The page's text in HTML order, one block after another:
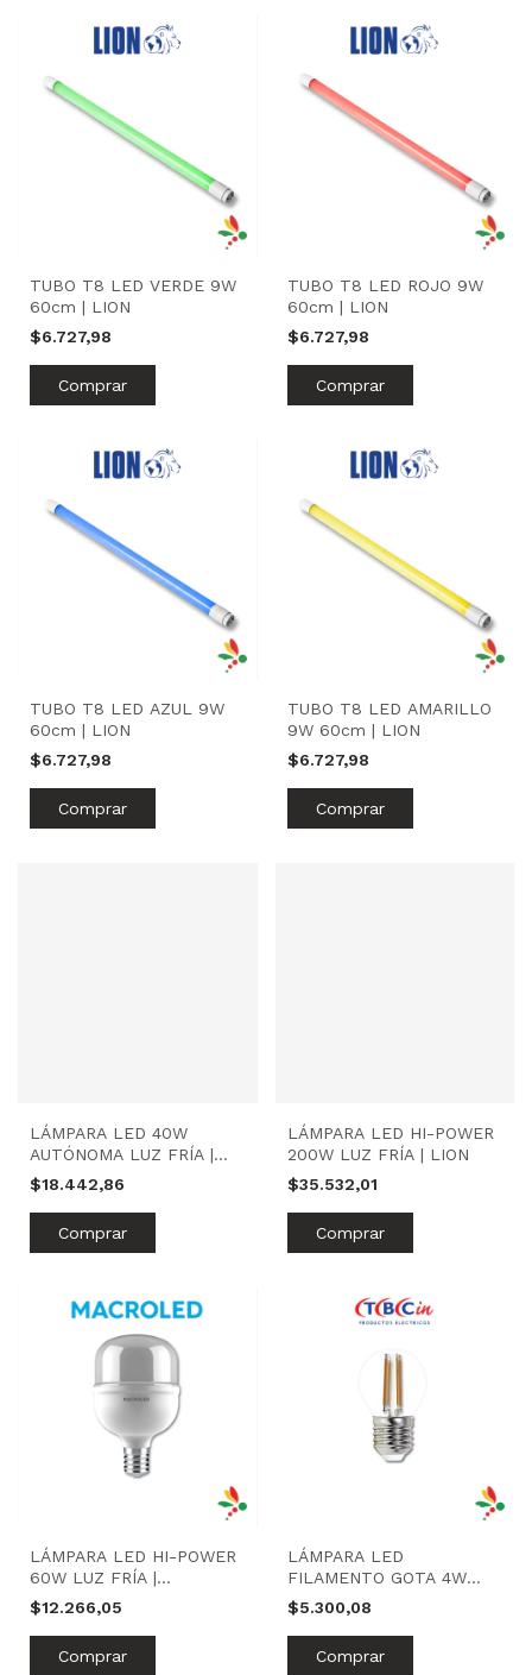
TUBO T8 LED VERDE 9W
60cm | LION
$6.727,98
TUBO T8 LED ROJO 9W
60cm | LION
$6.727,98
TUBO T8 LED AZUL 9W
60cm | LION
$6.727,98
TUBO T8 LED AMARILLO
9W 60cm | LION
$6.727,98
LÁMPARA LED 40W
AUTÓNOMA LUZ FRÍA |
LION
$18.442,86
LÁMPARA LED HI-POWER
200W LUZ FRÍA | LION
$35.532,01
LÁMPARA LED HI-POWER
60W LUZ FRÍA |
MACROLED
$12.266,05
LÁMPARA LED
FILAMENTO GOTA 4W
LUZ FRÍA | TBCIN
$5.300,08